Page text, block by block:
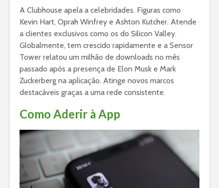
A Clubhouse apela a celebridades. Figuras como
Kevin Hart, Oprah Winfrey e Ashton Kutcher. Atende
a clientes exclusivos como os do Silicon Valley.
Globalmente, tem crescido rapidamente e a Sensor
Tower relatou um milhão de downloads no mês
passado após a presença de Elon Musk e Mark
Zuckerberg na aplicação. Atinge novos marcos
destacáveis graças a uma rede consistente.
Como Aderir à App